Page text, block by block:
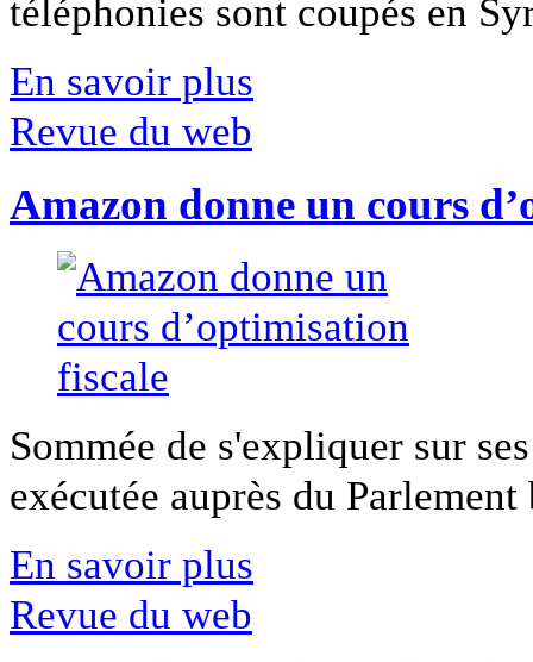
téléphonies sont coupés en
En savoir plus
Revue du web
Amazon donne un cours
Sommée de s'expliquer sur
exécutée auprès du
En savoir plus
Revue du web